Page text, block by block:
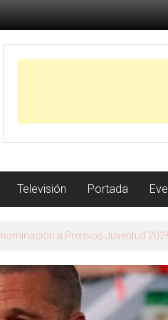
Televisión Portada
su nuevo trabajo con la gira